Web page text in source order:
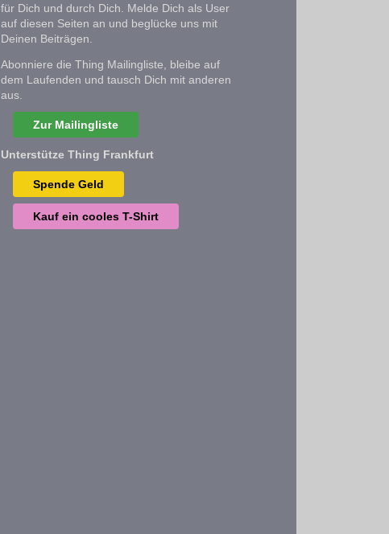
für Dich und durch Dich. Melde Dich als User
auf diesen Seiten an und beglücke uns mit
Deinen Beiträgen.
Abonniere die Thing Mailingliste, bleibe auf
dem Laufenden und tausch Dich mit anderen
aus.
Zur Mailingliste
Unterstütze Thing Frankfurt
Spende Geld
Kauf ein cooles T-Shirt